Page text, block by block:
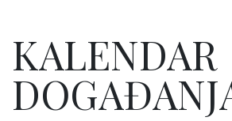
KALENDAR